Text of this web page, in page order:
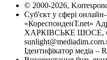
© 2000-2026,
Суб'єкт у сфері
«КореспонденТ.net»
ХАРКІВСЬКЕ ШОСЕ,
Ідентифікатор медіа –